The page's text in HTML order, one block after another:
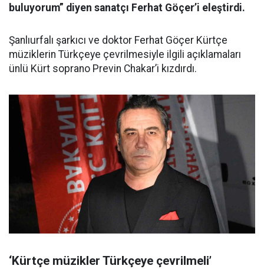
buluyorum” diyen sanatçı Ferhat Göçer’i eleştirdi.
Şanlıurfalı şarkıcı ve doktor Ferhat Göçer Kürtçe
müziklerin Türkçeye çevrilmesiyle ilgili açıklamaları
ünlü Kürt soprano Previn Chakar’i kızdırdı.
‘Kürtçe müzikler Türkçeye çevrilmeli’